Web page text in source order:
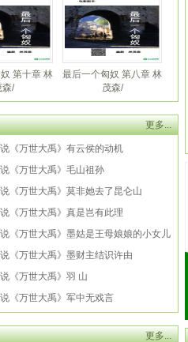
第十章 林
森/
最后一个匈奴 第八章 林
茂森/
更多...
《万世大禹》有云侯的动机
《万世大禹》毛山祖孙
《万世大禹》莫非她去了昆仑山
《万世大禹》真是岂有此理
《万世大禹》墨姑是王母娘娘的小女儿
《万世大禹》墨财主结识许由
《万世大禹》羽 山
《万世大禹》军中无戏言
更多...